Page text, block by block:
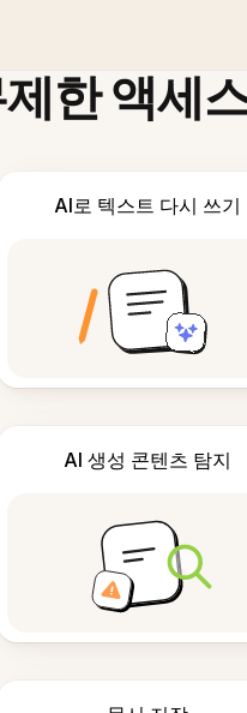
한 액세
AI로 텍스트 다시 쓰기
AI 생성 콘텐츠 탐지